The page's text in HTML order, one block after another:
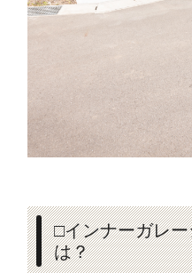
□インナーガレ
は？